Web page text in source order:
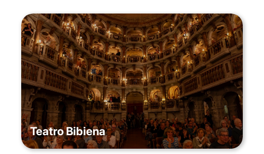
Teatro Bibiena